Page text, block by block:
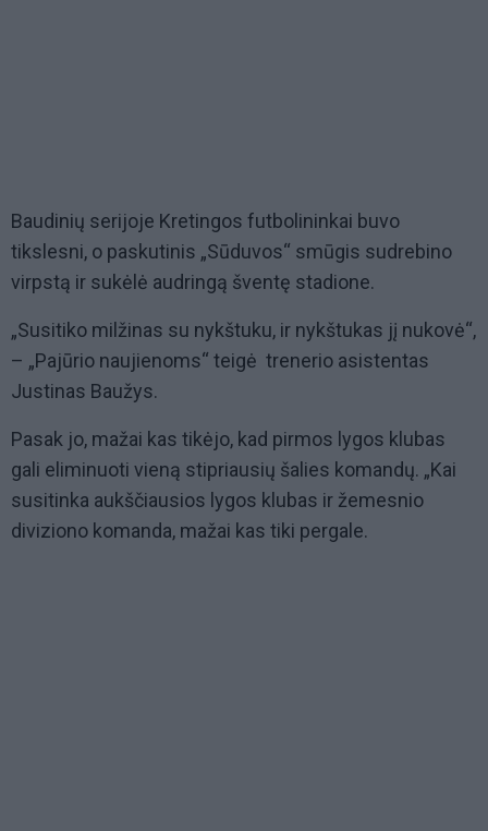
Baudinių serijoje Kretingos futbolininkai buvo
tikslesni, o paskutinis „Sūduvos“ smūgis sudrebino
virpstą ir sukėlė audringą šventę stadione.
„Susitiko milžinas su nykštuku, ir nykštukas jį nukovė“,
– „Pajūrio naujienoms“ teigė trenerio asistentas
Justinas Baužys.
Pasak jo, mažai kas tikėjo, kad pirmos lygos klubas
gali eliminuoti vieną stipriausių šalies komandų. „Kai
susitinka aukščiausios lygos klubas ir žemesnio
diviziono komanda, mažai kas tiki pergale.